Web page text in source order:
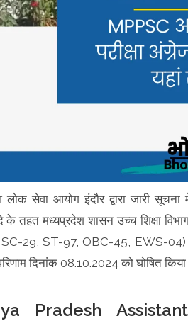
लोक सेवा आयोग इंदौर द्वारा जारी
के तहत मध्यप्रदेश शासन उच्च शिक्षा
29, ST-97, OBC-45, EWS-04)
परिणाम दिनांक 08.10.2024 को घोषित
Pradesh